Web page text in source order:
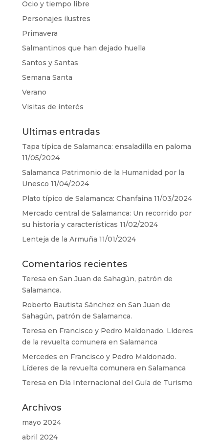
Ocio y tiempo libre
Personajes ilustres
Primavera
Salmantinos que han dejado huella
Santos y Santas
Semana Santa
Verano
Visitas de interés
Ultimas entradas
Tapa típica de Salamanca: ensaladilla en paloma
11/05/2024
Salamanca Patrimonio de la Humanidad por la
Unesco 11/04/2024
Plato típico de Salamanca: Chanfaina 11/03/2024
Mercado central de Salamanca: Un recorrido por
su historia y características 11/02/2024
Lenteja de la Armuña 11/01/2024
Comentarios recientes
Teresa en San Juan de Sahagún, patrón de
Salamanca.
Roberto Bautista Sánchez en San Juan de
Sahagún, patrón de Salamanca.
Teresa en Francisco y Pedro Maldonado. Líderes
de la revuelta comunera en Salamanca
Mercedes en Francisco y Pedro Maldonado.
Líderes de la revuelta comunera en Salamanca
Teresa en Día Internacional del Guía de Turismo
Archivos
mayo 2024
abril 2024